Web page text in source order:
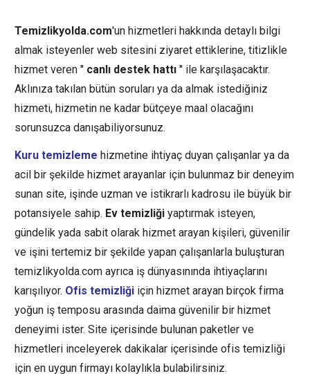
Temizlikyolda.com'un hizmetleri hakkında detaylı bilgi
almak isteyenler web sitesini ziyaret ettiklerine, titizlikle
hizmet veren '' canlı destek hattı '' ile karşılaşacaktır.
Aklınıza takılan bütün soruları ya da almak istediğiniz
hizmeti, hizmetin ne kadar bütçeye maal olacağını
sorunsuzca danışabiliyorsunuz.
Kuru temizleme hizmetine ihtiyaç duyan çalışanlar ya da
acil bir şekilde hizmet arayanlar için bulunmaz bir deneyim
sunan site, işinde uzman ve istikrarlı kadrosu ile büyük bir
potansiyele sahip. Ev temizliği yaptırmak isteyen,
gündelik yada sabit olarak hizmet arayan kişileri, güvenilir
ve işini tertemiz bir şekilde yapan çalışanlarla buluşturan
temizlikyolda.com ayrıca iş dünyasınında ihtiyaçlarını
karışılıyor. Ofis temizliği için hizmet arayan birçok firma
yoğun iş temposu arasında daima güvenilir bir hizmet
deneyimi ister. Site içerisinde bulunan paketler ve
hizmetleri inceleyerek dakikalar içerisinde ofis temizliği
için en uygun firmayı kolaylıkla bulabilirsiniz.